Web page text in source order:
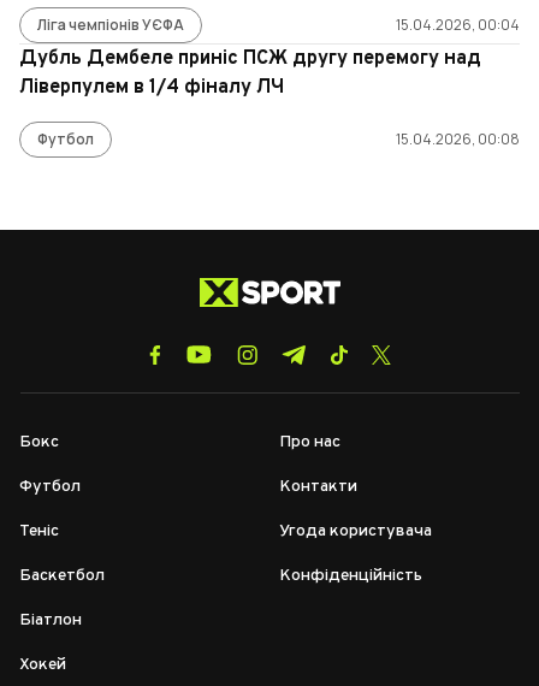
Ліга чемпіонів УЄФА 15.04.2026, 00:04
Дубль Дембеле приніс ПСЖ другу перемогу над
Ліверпулем в 1/4 фіналу ЛЧ
Футбол 15.04.2026, 00:08
Бокс
Футбол
Теніс
Баскетбол
Біатлон
Хокей
Про нас
Контакти
Угода користувача
Конфіденційність